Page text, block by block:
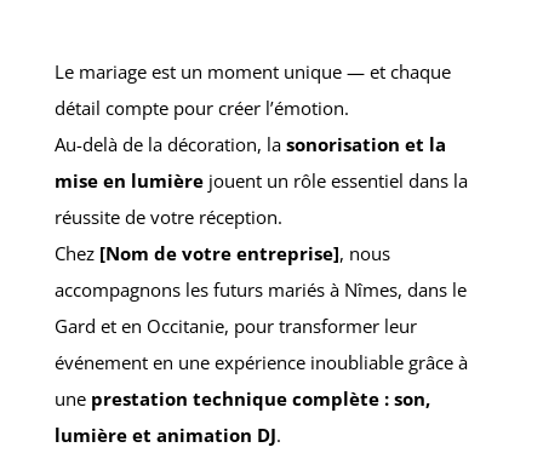
Le mariage est un moment unique — et chaque
détail compte pour créer l’émotion.
Au-delà de la décoration, la sonorisation et la
mise en lumièrejouent un rôle essentiel dans la
réussite de votre réception.
Chez [Nom de votre entreprise], nous
accompagnons les futurs mariés à Nîmes, dans le
Gard et en Occitanie, pour transformer leur
événement en une expérience inoubliable grâce à
une prestation technique complète : son,
lumière et animation DJ.